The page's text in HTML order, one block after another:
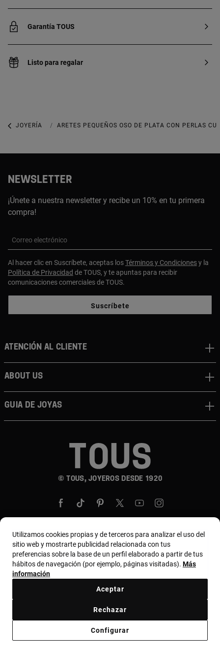
Garantía TOUS
Listo para regalar
JOYERÍA JOYAS CON GEMAS
ARETES PEQUEÑOS OSO DE PLATA CON PERLAS
NEWSLETTER
¡Únete a nuestra newsletter y recibe un 10% en tu primera
compra!
Correo electrónico
Al hacer clic en Suscríbete, aceptas losTérminos y Condicionesy la
Política de Privacidad de TOUS, y te apuntas para recibir
comunicaciones comerciales de TOUS.
Suscríbete
© TOUS, JOYEROS DESDE 1920
Atención al cliente
About us
Guia de joyas
País y moneda: Perú / Peruvian Sol
Responsible Jewelry Council
Utilizamos cookies propias y de terceros para analizar el uso del
sitio web y mostrarte publicidad relacionada con tus
preferencias sobre la base de un perfil elaborado a partir de tus
hábitos de navegación (por ejemplo, páginas visitadas). Más
información
Configurar
Rechazar
Aceptar